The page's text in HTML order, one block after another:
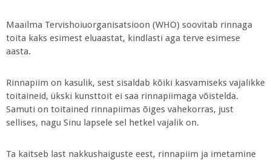
Maailma Tervishoiuorganisatsioon (WHO) soovitab rinnaga
toita kaks esimest eluaastat, kindlasti aga terve esimese
aasta.
Rinnapiim on kasulik, sest sisaldab kõiki kasvamiseks vajalikke
toitaineid, ükski kunsttoit ei saa rinnapiimaga võistelda.
Samuti on toitained rinnapiimas õiges vahekorras, just
sellises, nagu Sinu lapsele sel hetkel vajalik on.
Ta kaitseb last nakkushaiguste eest, rinnapiim ja imetamine